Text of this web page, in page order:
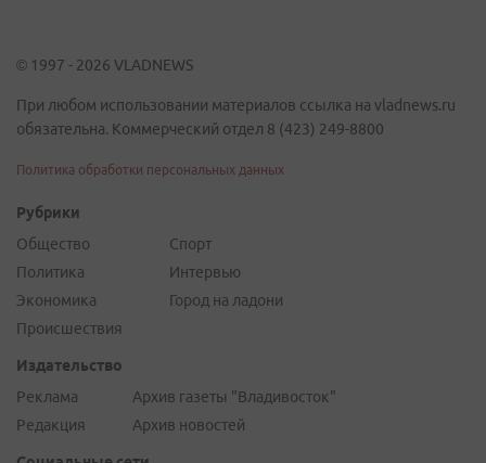
© 1997 - 2026 VLADNEWS
При любом использовании материалов ссылка на vladnews.ru
обязательна. Коммерческий отдел 8 (423) 249-8800
Политика обработки персональных данных
Рубрики
Общество
Политика
Экономика
Происшествия
Спорт
Интервью
Город на ладони
Издательство
Реклама
Редакция
Архив газеты "Владивосток"
Архив новостей